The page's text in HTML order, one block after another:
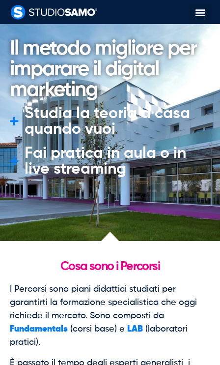
Il metodo migliore per
imparare il digital
marketing
Studia la teoria a casa
quando vuoi
Fai pratica in aula o in
live streaming
Cosa sono i Percorsi
I Percorsi sono piani didattici studiati per
garantirti la formazione specialistica che oggi
richiede il mercato. Sono composti da
Fundamentals (corsi base) e LAB (laboratori
pratici).
È passato il tempo degli esperti generalisti, i